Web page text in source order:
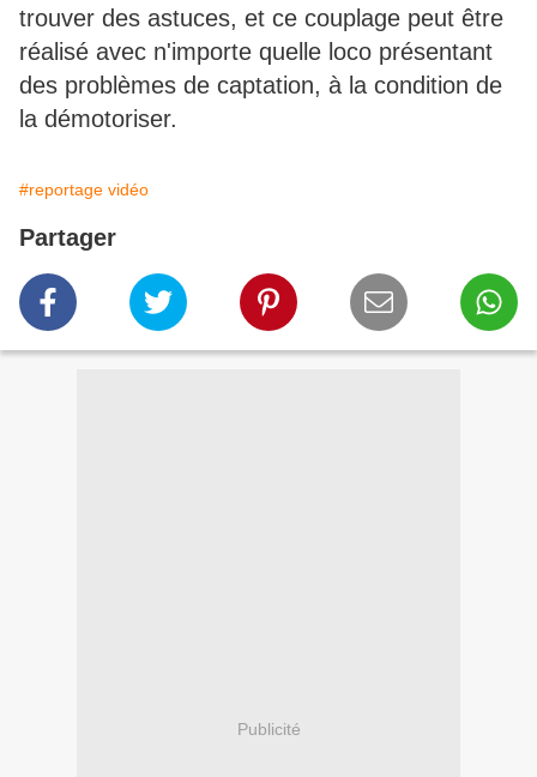
trouver des astuces, et ce couplage peut être
réalisé avec n'importe quelle loco présentant
des problèmes de captation, à la condition de
la démotoriser.
#reportage vidéo
Partager
Publicité